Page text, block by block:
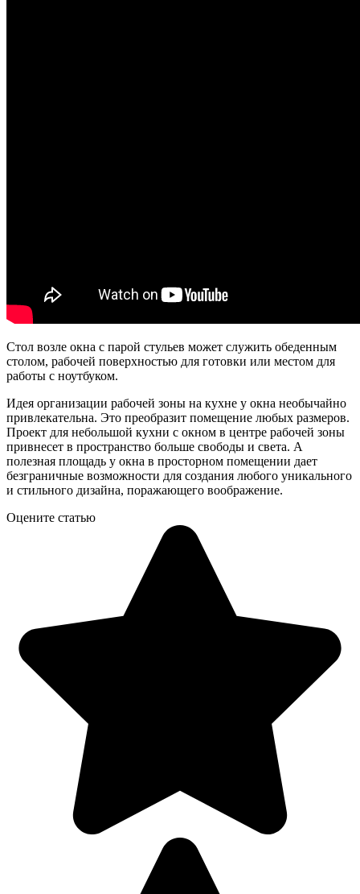
Стол возле окна с парой стульев может служить обеденным
столом, рабочей поверхностью для готовки или местом для
работы с ноутбуком.
Идея организации рабочей зоны на кухне у окна необычайно
привлекательна. Это преобразит помещение любых размеров.
Проект для небольшой кухни с окном в центре рабочей зоны
привнесет в пространство больше свободы и света. А
полезная площадь у окна в просторном помещении дает
безграничные возможности для создания любого уникального
и стильного дизайна, поражающего воображение.
Оцените статью